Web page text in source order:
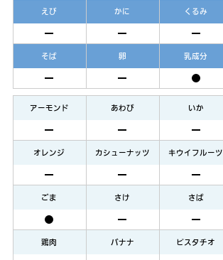
えび かに くるみ
そば 卵 乳成分
アーモンド あわび いか
オレンジ カシューナッツ キウイフルーツ
ごま さけ さば
鶏肉 バナナ ピスタチオ